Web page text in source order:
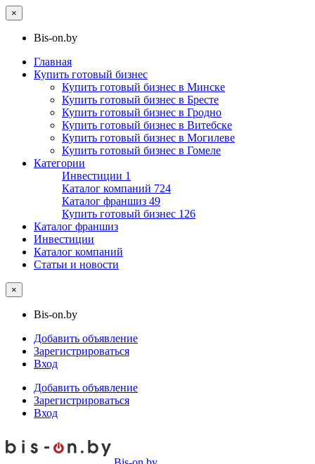
×
Bis-on.by
Главная
Купить готовый бизнес
Купить готовый бизнес в Минске
Купить готовый бизнес в Бресте
Купить готовый бизнес в Гродно
Купить готовый бизнес в Витебске
Купить готовый бизнес в Могилеве
Купить готовый бизнес в Гомеле
Категории
Инвестиции 1
Каталог компаний 724
Каталог франшиз 49
Купить готовый бизнес 126
Каталог франшиз
Инвестиции
Каталог компаний
Статьи и новости
×
Bis-on.by
Добавить объявление
Зарегистрироваться
Вход
Добавить объявление
Зарегистрироваться
Вход